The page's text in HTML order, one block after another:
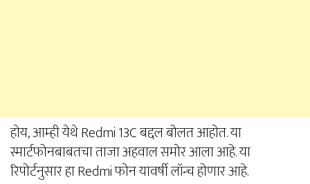
होय, आम्ही येथे Redmi 13C बद्दल बोलत आहोत. या
स्मार्टफोनबाबतचा ताजा अहवाल समोर आला आहे. या
रिपोर्टनुसार हा Redmi फोन यावर्षी लॉन्च होणार आहे.